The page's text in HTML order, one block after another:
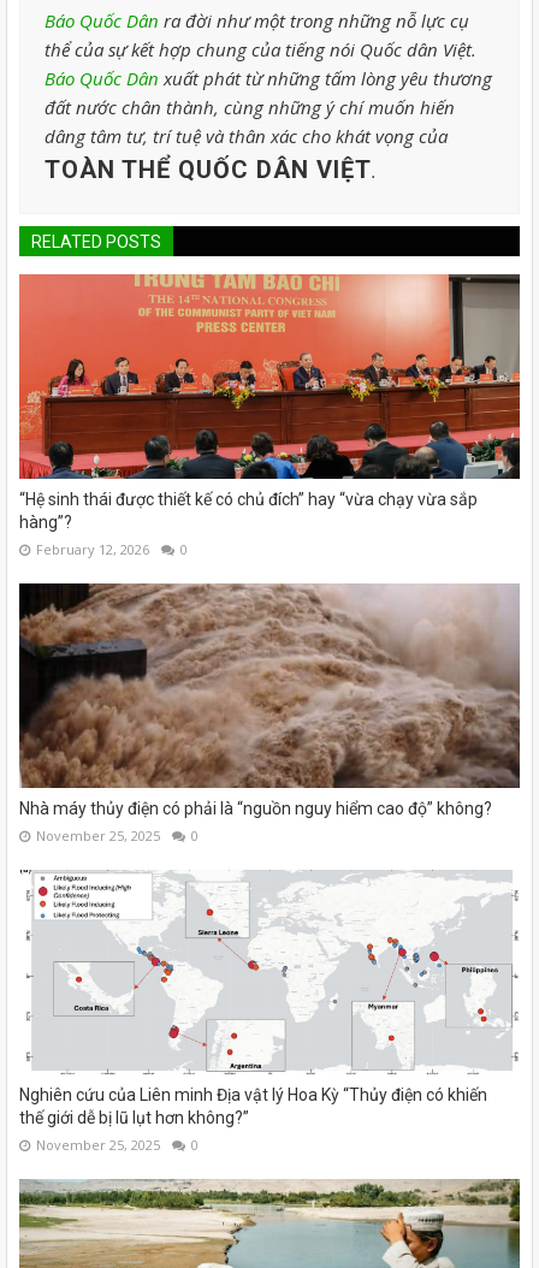
Báo Quốc Dân ra đời như một trong những nỗ lực cụ
thể của sự kết hợp chung của tiếng nói Quốc dân Việt.
Báo Quốc Dân xuất phát từ những tấm lòng yêu thương
đất nước chân thành, cùng những ý chí muốn hiến
dâng tâm tư, trí tuệ và thân xác cho khát vọng của
TOÀN THỂ QUỐC DÂN VIỆT.
RELATED POSTS
“Hệ sinh thái được thiết kế có chủ đích” hay “vừa chạy vừa sắp
hàng”?
February 12, 2026 0
Nhà máy thủy điện có phải là “nguồn nguy hiểm cao độ” không?
November 25, 2025 0
Nghiên cứu của Liên minh Địa vật lý Hoa Kỳ “Thủy điện có khiến
thế giới dễ bị lũ lụt hơn không?”
November 25, 2025 0